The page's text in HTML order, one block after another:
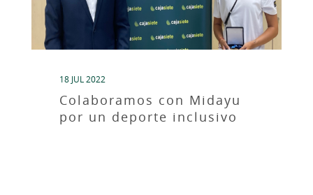
18 JUL 2022
Colaboramos con Midayu
por un deporte inclusivo